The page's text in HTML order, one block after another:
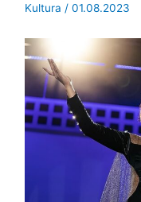
Kultura /01.08.2023